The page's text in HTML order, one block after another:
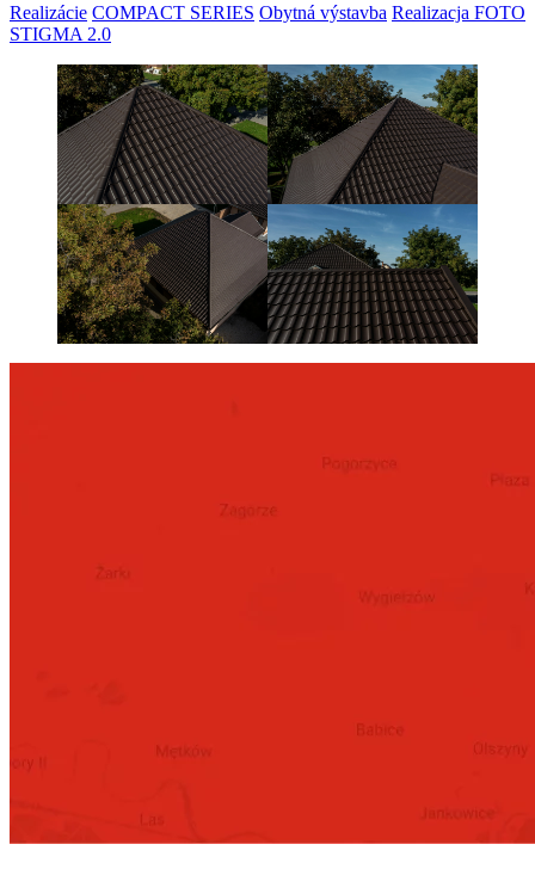
Realizácie COMPACT SERIES Obytná výstavba Realizacja FOTO
STIGMA 2.0